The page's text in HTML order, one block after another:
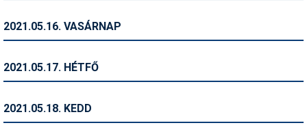
Síszerviz
2021.05.16. VASÁRNAP
2021.05.17. HÉTFŐ
2021.05.18. KEDD